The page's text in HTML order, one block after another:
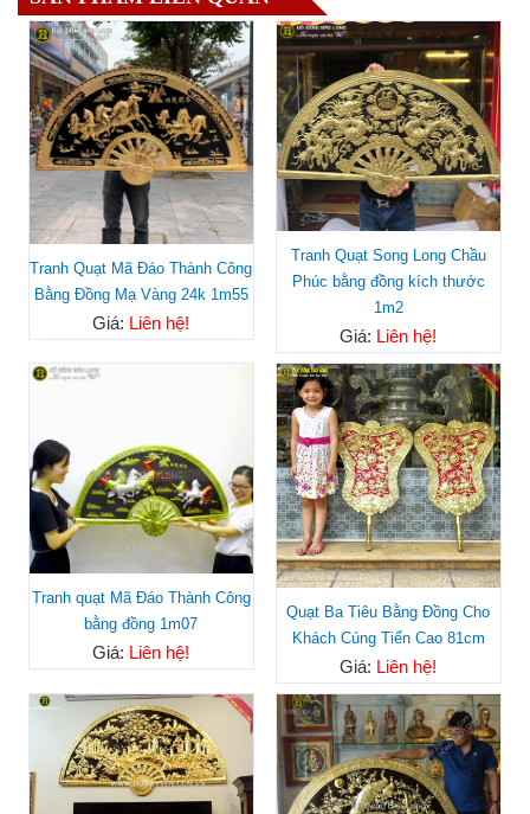
Tranh Quạt Mã Đáo Thành Công
Bằng Đồng Mạ Vàng 24k 1m55
Giá: Liên hệ!
Tranh Quạt Song Long Chầu
Phúc bằng đồng kích thước
1m2
Giá: Liên hệ!
Tranh quạt Mã Đáo Thành Công
bằng đồng 1m07
Giá: Liên hệ!
Quạt Ba Tiêu Bằng Đồng Cho
Khách Cúng Tiến Cao 81cm
Giá: Liên hệ!